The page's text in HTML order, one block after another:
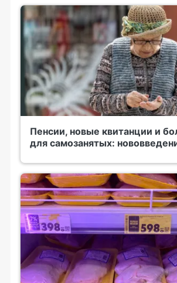
Пенсии, новые квитанции и
для самозанятых: